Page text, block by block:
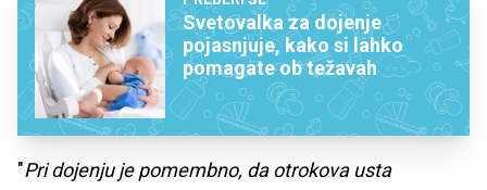
Svetovalka za dojenje
pojasnjuje, kako si lahko
pomagate ob težavah
"Pri dojenju je pomembno, da otrokova usta